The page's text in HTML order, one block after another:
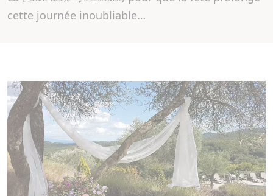
cette journée inoubliable…